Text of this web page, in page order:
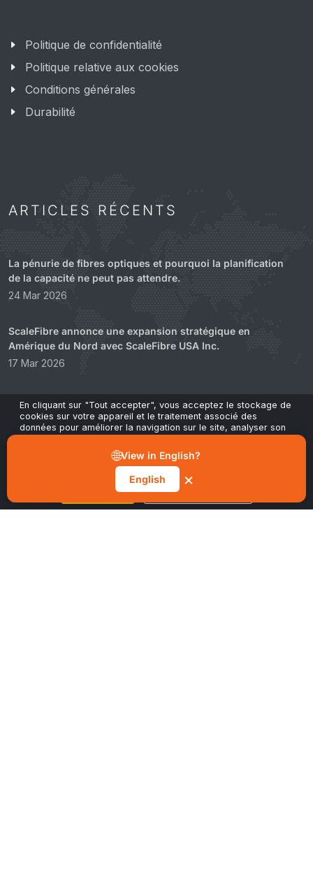
Politique de confidentialité
Politique relative aux cookies
Conditions générales
Durabilité
ARTICLES RÉCENTS
La pénurie de fibres optiques et pourquoi la planification
de la capacité ne peut pas attendre.
24 Mar 2026
ScaleFibre annonce une expansion stratégique en
Amérique du Nord avec ScaleFibre USA Inc.
17 Mar 2026
d'une alternative technique et durable
22 Feb 2026
En cliquant sur "Tout accepter", vous acceptez le stockage de
cookies sur votre appareil et le traitement associé des
données pour améliorer la navigation sur le site, analyser son
performance. Vous pouvez retirer votre consentement à tout
moment via le bouton "Gérer les préférences" dans notre avis
Tout accepter Gérer les préférences
🌐View in English?
English
×